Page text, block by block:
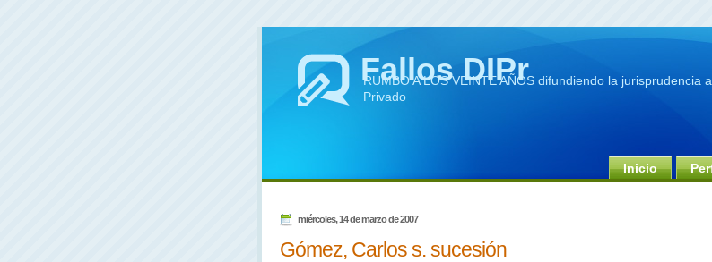
Fallos DIPr
RUMBO A LOS VEINTE AÑOS difundiendo la jurisprudencia
Privado
Inicio
miércoles, 14 de marzo de 2007
Gómez, Carlos s. sucesión